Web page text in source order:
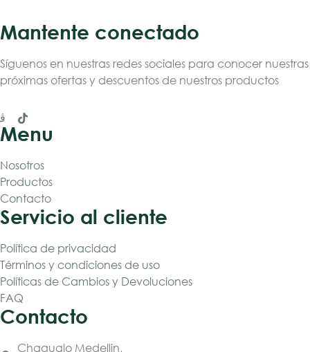
Mantente conectado
Síguenos en nuestras redes sociales para conocer nuestras
próximas ofertas y descuentos de nuestros productos
Menu
Nosotros
Productos
Contacto
Servicio al cliente
Política de privacidad
Términos y condiciones de uso
Políticas de Cambios y Devoluciones
FAQ
Contacto
Chagualo Medellin,